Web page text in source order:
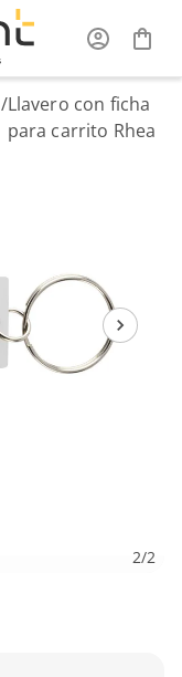
/Llavero con ficha
para carrito Rhea
2/2